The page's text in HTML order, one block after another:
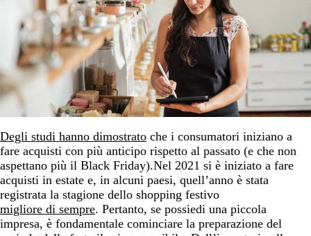
Degli studi hanno dimostrato che i consumatori iniziano a
fare acquisti con più anticipo rispetto al passato (e che non
aspettano più il Black Friday).Nel 2021 si è iniziato a fare
acquisti in estate e, in alcuni paesi, quell’anno è stata
registrata la stagione dello shopping festivo
migliore di sempre. Pertanto, se possiedi una piccola
impresa, è fondamentale cominciare la preparazione del